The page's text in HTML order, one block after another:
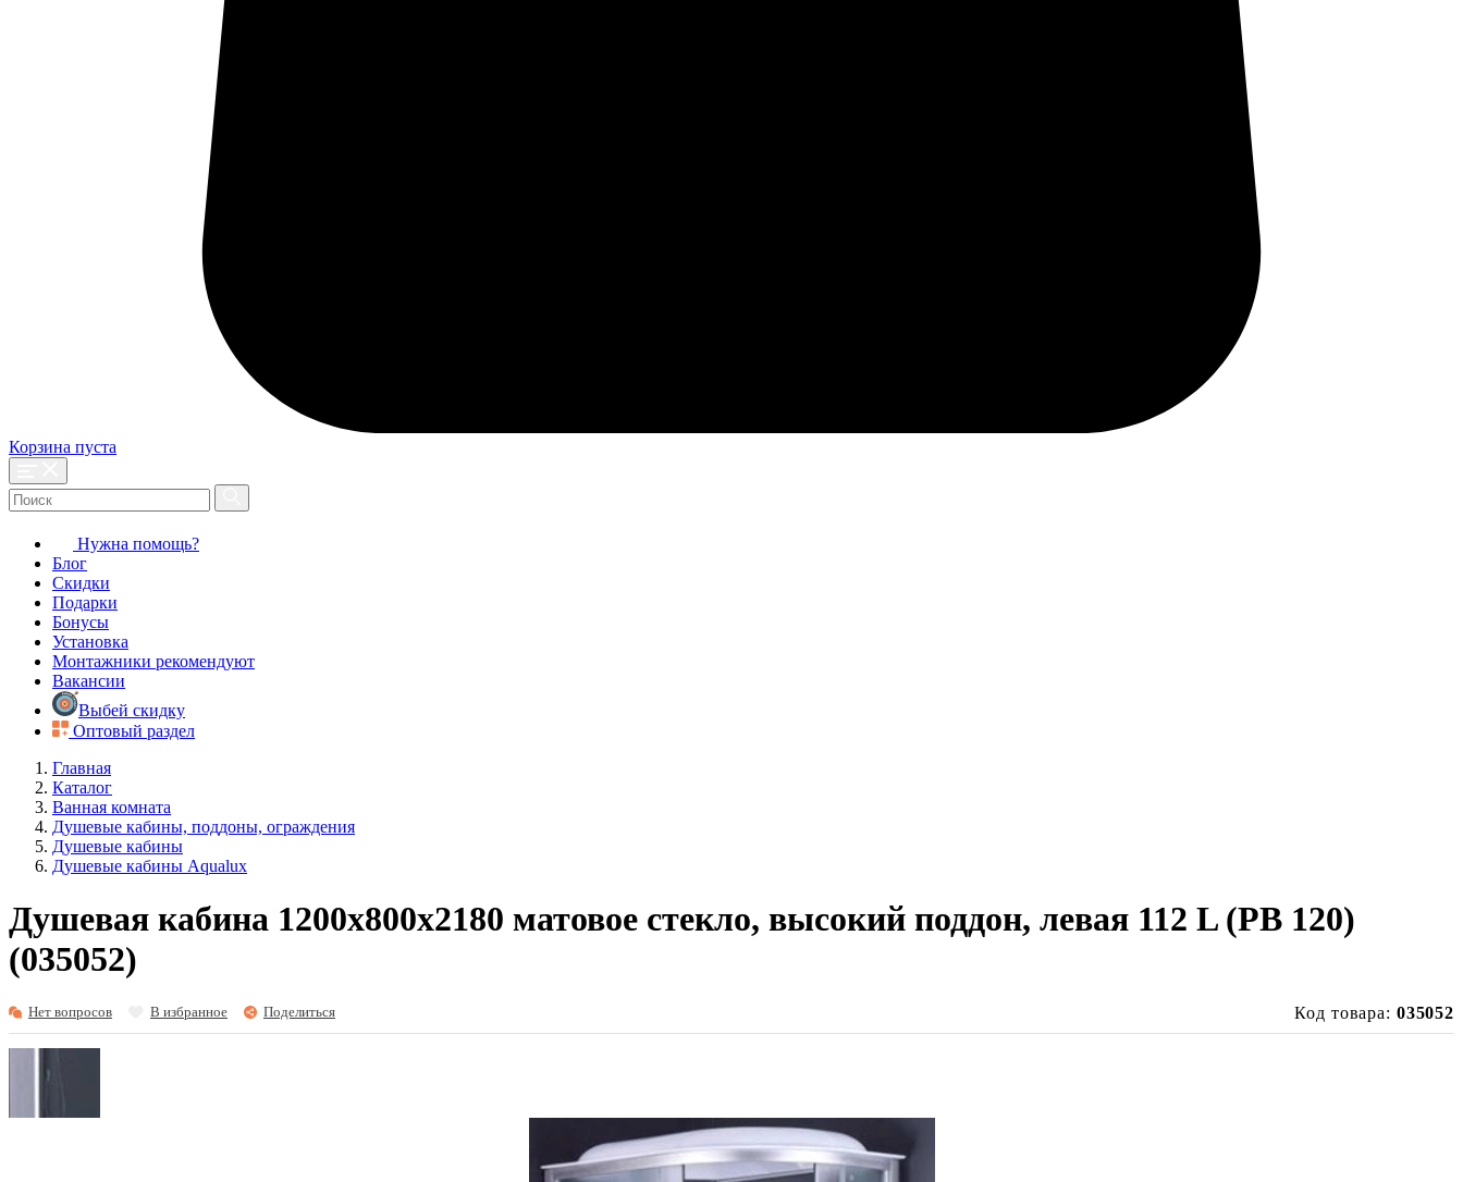
Корзина пуста
Нужна помощь?
Блог
Скидки
Подарки
Бонусы
Установка
Монтажники рекомендуют
Вакансии
Выбей скидку
Оптовый раздел
Главная
Каталог
Ванная комната
Душевые кабины, поддоны, ограждения
Душевые кабины
Душевые кабины Aqualux
Душевая кабина 1200х800х2180 матовое стекло, высокий поддон, левая 112 L (PB 120)
(035052)
Нет вопросов В избранное Поделиться Код товара: 035052